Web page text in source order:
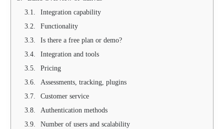
Integration capability
Functionality
Is there a free plan or demo?
Integration and tools
Pricing
Assessments, tracking, plugins
Customer service
Authentication methods
Number of users and scalability